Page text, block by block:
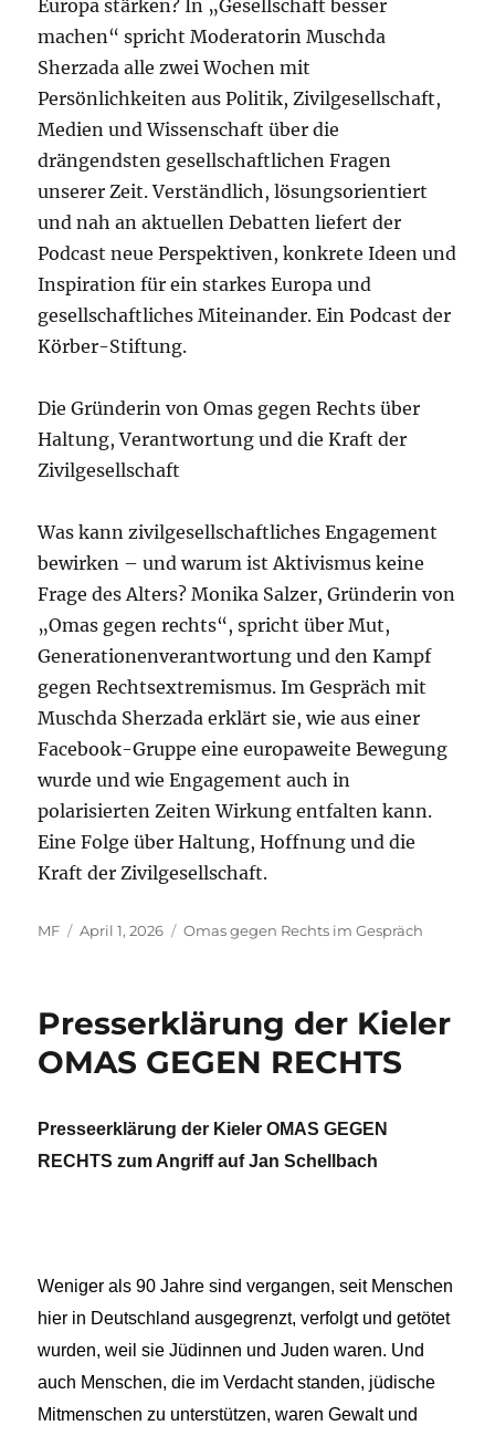
Europa stärken? In „Gesellschaft besser
machen“ spricht Moderatorin Muschda
Sherzada alle zwei Wochen mit
Persönlichkeiten aus Politik, Zivilgesellschaft,
Medien und Wissenschaft über die
drängendsten gesellschaftlichen Fragen
unserer Zeit. Verständlich, lösungsorientiert
und nah an aktuellen Debatten liefert der
Podcast neue Perspektiven, konkrete Ideen und
Inspiration für ein starkes Europa und
gesellschaftliches Miteinander. Ein Podcast der
Körber-Stiftung.
Die Gründerin von Omas gegen Rechts über
Haltung, Verantwortung und die Kraft der
Zivilgesellschaft
Was kann zivilgesellschaftliches Engagement
bewirken – und warum ist Aktivismus keine
Frage des Alters? Monika Salzer, Gründerin von
„Omas gegen rechts“, spricht über Mut,
Generationenverantwortung und den Kampf
gegen Rechtsextremismus. Im Gespräch mit
Muschda Sherzada erklärt sie, wie aus einer
Facebook-Gruppe eine europaweite Bewegung
wurde und wie Engagement auch in
polarisierten Zeiten Wirkung entfalten kann.
Eine Folge über Haltung, Hoffnung und die
Kraft der Zivilgesellschaft.
Autor
MF
Veröffentlicht
April 1, 2026 Kategorien
Omas gegen Rechts im Gespräch
Presserklärung der Kieler
OMAS GEGEN RECHTS
Presseerklärung der Kieler OMAS GEGEN
RECHTS zum Angriff auf Jan Schellbach
Weniger als 90 Jahre sind vergangen, seit Menschen
hier in Deutschland ausgegrenzt, verfolgt und getötet
wurden, weil sie Jüdinnen und Juden waren. Und
auch Menschen, die im Verdacht standen, jüdische
Mitmenschen zu unterstützen, waren Gewalt und